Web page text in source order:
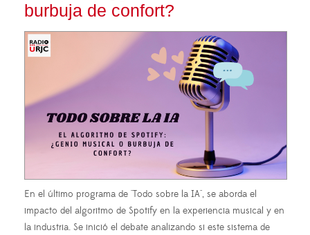
burbuja de confort?
En el último programa de "Todo sobre la IA", se aborda el
impacto del algoritmo de Spotify en la experiencia musical y en
la industria. Se inició el debate analizando si este sistema de